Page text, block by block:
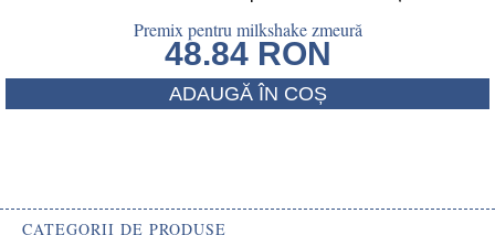
Premix pentru milkshake zmeură
48.84 RON
ADAUGĂ ÎN COȘ
CATEGORII DE PRODUSE